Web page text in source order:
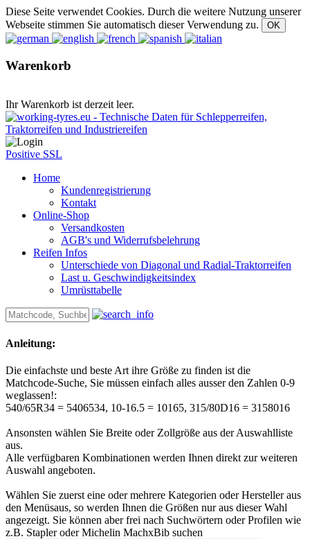
Diese Seite verwendet Cookies. Durch die weitere Nutzung unserer
Webseite stimmen Sie automatisch dieser Verwendung zu.
Warenkorb
Ihr Warenkorb ist derzeit leer.
Positive SSL
Home
Kundenregistrierung
Kontakt
Online-Shop
Versandkosten
AGB's und Widerrufsbelehrung
Reifen Infos
Unterschiede von Diagonal und Radial-Traktorreifen
Last u. Geschwindigkeitsindex
Umrüsttabelle
Anleitung:
Die einfachste und beste Art ihre Größe zu finden ist die
Matchcode-Suche, Sie müssen einfach alles ausser den Zahlen 0-9
weglassen!:
540/65R34 = 5406534, 10-16.5 = 10165, 315/80D16 = 3158016
Ansonsten wählen Sie Breite oder Zollgröße aus der Auswahlliste
aus.
Alle verfügbaren Kombinationen werden Ihnen direkt zur weiteren
Auswahl angeboten.
Wählen Sie zuerst eine oder mehrere Kategorien oder Hersteller aus
den Menüsaus, so werden Ihnen die Größen nur aus dieser Wahl
angezeigt. Sie können aber frei nach Suchwörtern oder Profilen wie
z.B. Stapler oder Michelin MachxBib suchen